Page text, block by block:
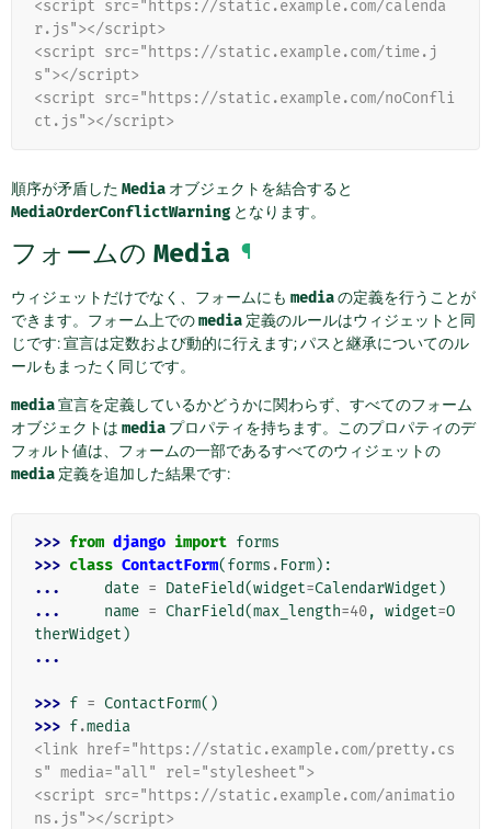
<script src="https://static.example.com/calenda
r.js"></script>
<script src="https://static.example.com/time.j
s"></script>
<script src="https://static.example.com/noConfli
ct.js"></script>
順序が矛盾した Media オブジェクトを結合すると
MediaOrderConflictWarning となります。
フォームの Media ¶
ウィジェットだけでなく、フォームにも mediaの定義を行うことが
できます。フォーム上でのmedia 定義のルールはウィジェットと同
じです: 宣言は定数および動的に行えます; パスと継承についてのル
ールもまったく同じです。
media宣言を定義しているかどうかに関わらず、すべてのフォーム
オブジェクトは media プロパティを持ちます。このプロパティのデ
フォルト値は、フォームの一部であるすべてのウィジェットの
media 定義を追加した結果です:
>>> from django import forms
>>> class ContactForm(forms . Form):
...
date = DateField(widget=CalendarWidget )
...
name = CharField(max_length=40, widget=O
therWidget )
...
>>> f = ContactForm()
>>> f.media
<link href="https://static.example.com/pretty.cs
s" media="all" rel="stylesheet">
<script src="https://static.example.com/animatio
ns.js"></script>